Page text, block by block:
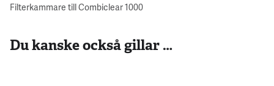
Filterkammare till Combiclear 1000
Du kanske också gillar …